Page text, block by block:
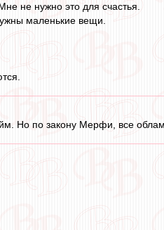
не нужно это для счастья.
маленькие вещи.
Но по закону Мерфи, все